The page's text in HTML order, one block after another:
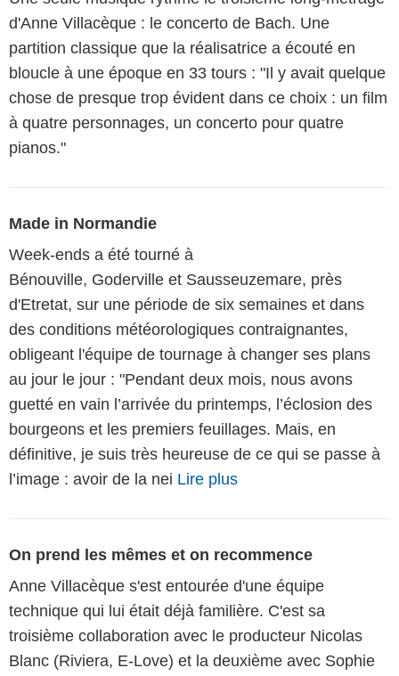
d'Anne Villacèque : le concerto de Bach. Une
partition classique que la réalisatrice a écouté en
bloucle à une époque en 33 tours : "Il y avait quelque
chose de presque trop évident dans ce choix : un film
à quatre personnages, un concerto pour quatre
pianos."
Made in Normandie
Week-ends a été tourné à
Bénouville, Goderville et Sausseuzemare, près
d'Etretat, sur une période de six semaines et dans
des conditions météorologiques contraignantes,
obligeant l'équipe de tournage à changer ses plans
au jour le jour : "Pendant deux mois, nous avons
guetté en vain l’arrivée du printemps, l’éclosion des
bourgeons et les premiers feuillages. Mais, en
définitive, je suis très heureuse de ce qui se passe à
l’image : avoir de la nei Lire plus
On prend les mêmes et on recommence
Anne Villacèque s'est entourée d'une équipe
technique qui lui était déjà familière. C'est sa
troisième collaboration avec le producteur Nicolas
Blanc (Riviera, E-Love) et la deuxième avec Sophie